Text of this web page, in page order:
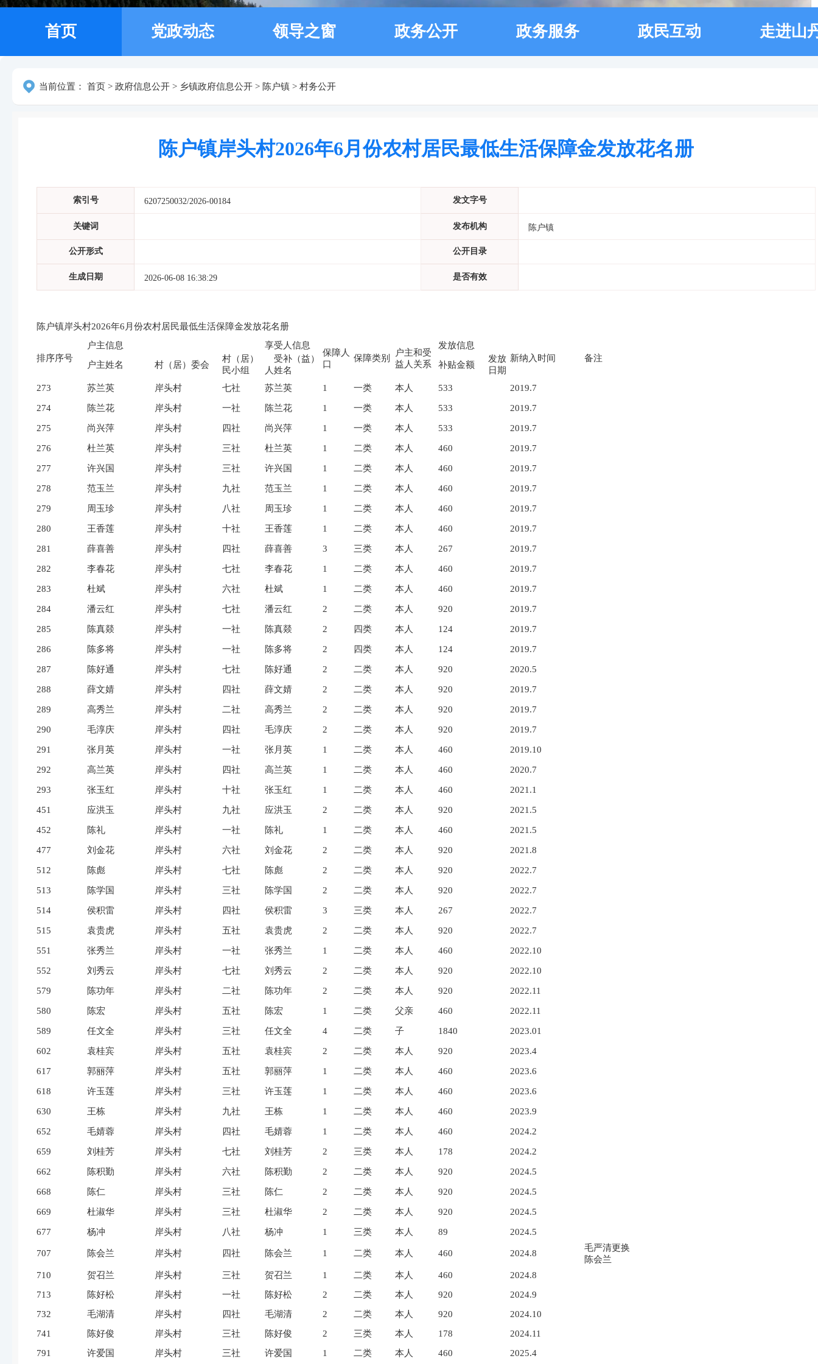
首页 党政动态 领导之窗 政务公开 政务服务 政民互动 走进山
当前位置： 首页 > 政府信息公开 > 乡镇政府信息公开 > 陈户镇 > 村务公开
陈户镇岸头村2026年6月份农村居民最低生活保障金发放花名册
索引号 6207250032/2026-00184 发文字号
关键词 发布机构 陈户镇
公开形式 公开目录
生成日期 2026-06-08 16:38:29 是否有效
陈户镇岸头村2026年6月份农村居民最低生活保障金发放花名册
排序序号
户主信息 享受人信息
保障人
口
保障类别
户主和受
益人关系
发放信息
新纳入时间
备注
户主姓名 村（居）委会
村（居）
民小组
受补（益）
人姓名
补贴金额
发放
日期
273
苏兰英 岸头村 七社 苏兰英 1 一类 本人 533 2019.7
274 陈兰花 岸头村 一社 陈兰花 1 一类 本人 533 2019.7
275 尚兴萍 岸头村 四社 尚兴萍 1 一类 本人 533 2019.7
276 杜兰英 岸头村 三社 杜兰英 1 二类 本人 460 2019.7
277 许兴国 岸头村 三社 许兴国 1 二类 本人 460 2019.7
278 范玉兰 岸头村 九社 范玉兰 1 二类 本人 460 2019.7
279 周玉珍 岸头村 八社 周玉珍 1 二类 本人 460 2019.7
280 王香莲 岸头村 十社 王香莲 1 二类 本人 460 2019.7
281 薛喜善 岸头村 四社 薛喜善 3 三类 本人 267 2019.7
282 李春花 岸头村 七社 李春花 1 二类 本人 460 2019.7
283 杜斌 岸头村 六社 杜斌 1 二类 本人 460 2019.7
284 潘云红 岸头村 七社 潘云红 2 二类 本人 920 2019.7
285 陈真燚 岸头村 一社 陈真燚 2 四类 本人 124 2019.7
286 陈多将 岸头村 一社 陈多将 2 四类 本人 124 2019.7
287 陈好通 岸头村 七社 陈好通 2 二类 本人 920 2020.5
288 薛文婧 岸头村 四社 薛文婧 2 二类 本人 920 2019.7
289 高秀兰 岸头村 二社 高秀兰 2 二类 本人 920 2019.7
290 毛淳庆 岸头村 四社 毛淳庆 2 二类 本人 920 2019.7
291 张月英 岸头村 一社 张月英 1 二类 本人 460 2019.10
292 高兰英 岸头村 四社 高兰英 1 二类 本人 460 2020.7
293 张玉红 岸头村 十社 张玉红 1 二类 本人 460 2021.1
451 应洪玉 岸头村 九社 应洪玉 2 二类 本人 920 2021.5
452 陈礼 岸头村 一社 陈礼 1 二类 本人 460 2021.5
477 刘金花 岸头村 六社 刘金花 2 二类 本人 920 2021.8
512 陈彪 岸头村 七社 陈彪 2 二类 本人 920 2022.7
513 陈学国 岸头村 三社 陈学国 2 二类 本人 920 2022.7
514 侯积雷 岸头村 四社 侯积雷 3 三类 本人 267 2022.7
515 袁贵虎 岸头村 五社 袁贵虎 2 二类 本人 920 2022.7
551 张秀兰 岸头村 一社 张秀兰 1 二类 本人 460 2022.10
552 刘秀云 岸头村 七社 刘秀云 2 二类 本人 920 2022.10
579 陈功年 岸头村 二社 陈功年 2 二类 本人 920 2022.11
580 陈宏 岸头村 五社 陈宏 1 二类 父亲 460 2022.11
589 任文全 岸头村 三社 任文全 4 二类 子 1840 2023.01
602 袁桂宾 岸头村 五社 袁桂宾 2 二类 本人 920 2023.4
617 郭丽萍 岸头村 五社 郭丽萍 1 二类 本人 460 2023.6
618 许玉莲 岸头村 三社 许玉莲 1 二类 本人 460 2023.6
630 王栋 岸头村 九社 王栋 1 二类 本人 460 2023.9
652 毛婧蓉 岸头村 四社 毛婧蓉 1 二类 本人 460 2024.2
659 刘桂芳 岸头村 七社 刘桂芳 2 三类 本人 178 2024.2
662 陈积勤 岸头村 六社 陈积勤 2 二类 本人 920 2024.5
668 陈仁 岸头村 三社 陈仁 2 二类 本人 920 2024.5
669 杜淑华 岸头村 三社 杜淑华 2 二类 本人 920 2024.5
677 杨冲 岸头村 八社 杨冲 1 三类 本人 89 2024.5
707 陈会兰 岸头村 四社 陈会兰 1 二类 本人 460 2024.8
毛严清更换
陈会兰
710
贺召兰 岸头村 三社 贺召兰 1 二类 本人 460
2024.8
713
陈好松 岸头村 一社 陈好松 2 二类 本人 920
2024.9
732
毛湖清 岸头村 四社 毛湖清 2 二类 本人 920
2024.10
741
陈好俊 岸头村 三社 陈好俊 2 三类 本人 178
2024.11
791
许爱国 岸头村 三社 许爱国 1 二类 本人 460 2025.4